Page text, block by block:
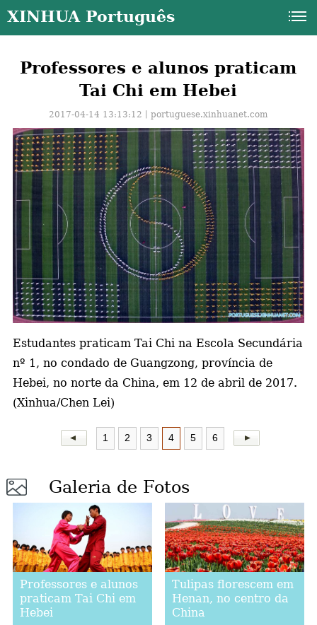
XINHUA Português
Professores e alunos praticam
Tai Chi em Hebei
2017-04-14 13:13:12丨portuguese.xinhuanet.com
Estudantes praticam Tai Chi na Escola Secundária
nº 1, no condado de Guangzong, província de
Hebei, no norte da China, em 12 de abril de 2017.
(Xinhua/Chen Lei)
1 2 3 4 5 6
Galeria de Fotos
Professores e alunos
praticam Tai Chi em
Hebei
Tulipas florescem em
Henan, no centro da
China